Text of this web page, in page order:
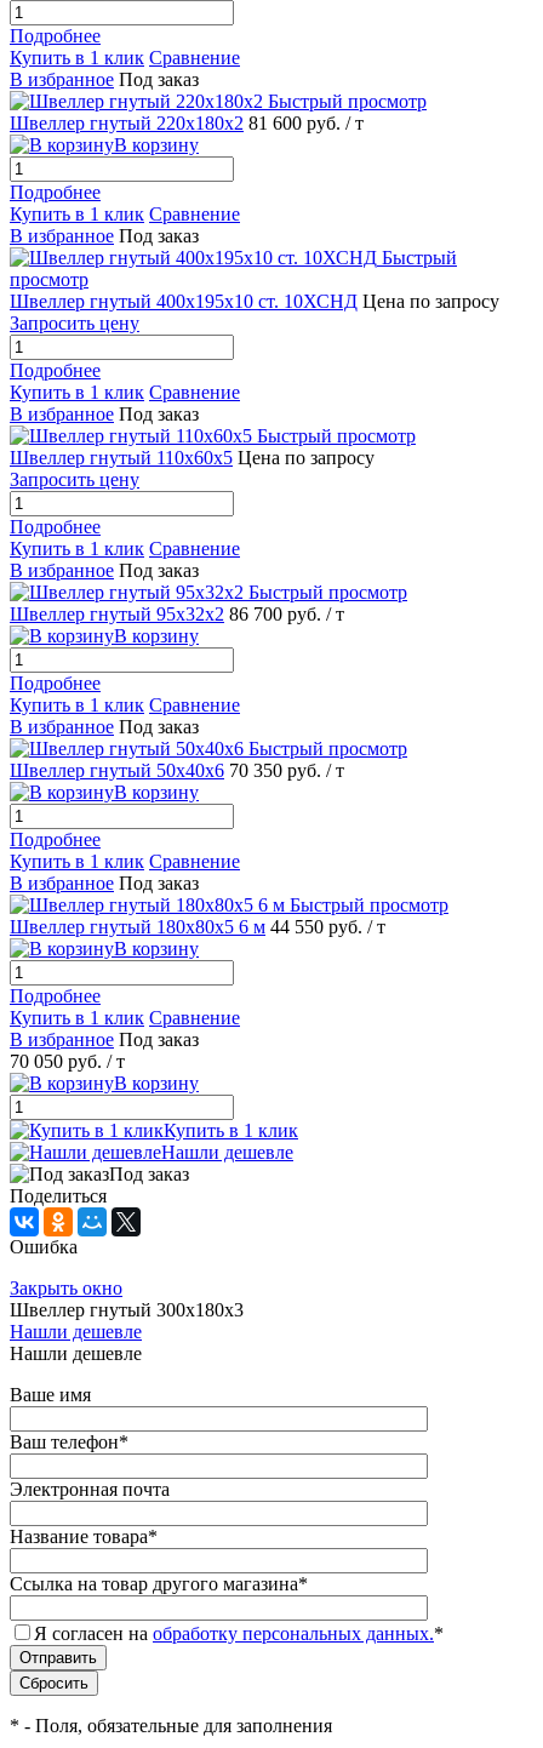
Подробнее
Купить в 1 клик Сравнение
В избранное Под заказ
Быстрый просмотр
Швеллер гнутый 220х180х2 81 600 руб. / т
В корзину
Подробнее
Купить в 1 клик Сравнение
В избранное Под заказ
Быстрый
просмотр
Швеллер гнутый 400х195х10 ст. 10ХСНД Цена по запросу
Запросить цену
Подробнее
Купить в 1 клик Сравнение
В избранное Под заказ
Быстрый просмотр
Швеллер гнутый 110х60х5 Цена по запросу
Запросить цену
Подробнее
Купить в 1 клик Сравнение
В избранное Под заказ
Быстрый просмотр
Швеллер гнутый 95х32х2 86 700 руб. / т
В корзину
Подробнее
Купить в 1 клик Сравнение
В избранное Под заказ
Быстрый просмотр
Швеллер гнутый 50х40х6 70 350 руб. / т
В корзину
Подробнее
Купить в 1 клик Сравнение
В избранное Под заказ
Быстрый просмотр
Швеллер гнутый 180х80х5 6 м 44 550 руб. / т
В корзину
Подробнее
Купить в 1 клик Сравнение
В избранное Под заказ
70 050 руб. / т
В корзину
Купить в 1 клик
Нашли дешевле
Под заказ
Поделиться
Ошибка
Закрыть окно
Швеллер гнутый 300х180х3
Нашли дешевле
Нашли дешевле
Ваше имя
Ваш телефон*
Электронная почта
Название товара*
Ссылка на товар другого магазина*
Я согласен на обработку персональных данных.*
* - Поля, обязательные для заполнения